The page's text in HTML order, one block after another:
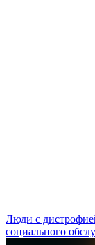
Люди с
социального